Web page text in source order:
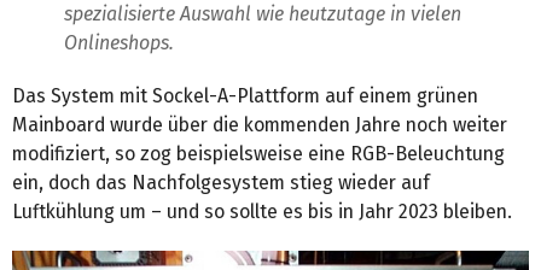
spezialisierte Auswahl wie heutzutage in vielen
Onlineshops.
Das System mit Sockel-A-Plattform auf einem grünen
Mainboard wurde über die kommenden Jahre noch weiter
modifiziert, so zog beispielsweise eine RGB-Beleuchtung
ein, doch das Nachfolgesystem stieg wieder auf
Luftkühlung um – und so sollte es bis in Jahr 2023 bleiben.